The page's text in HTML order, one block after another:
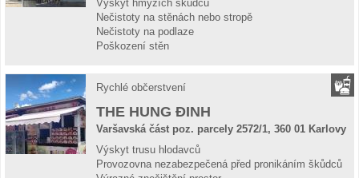
Výskyt hmyzích škůdců
Nečistoty na stěnách nebo stropě
Nečistoty na podlaze
Poškození stěn
Rychlé občerstvení
THE HUNG ĐINH
Varšavská část poz. parcely 2572/1, 360 01 Karlovy
Výskyt trusu hlodavců
Provozovna nezabezpečená před pronikáním škůdců